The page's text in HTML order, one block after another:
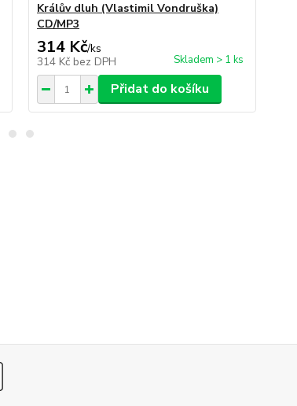
Králův dluh (Vlastimil Vondruška)
CD/MP3
314 Kč/ks
314 Kč bez DPH Skladem > 1 ks
Přidat do košíku